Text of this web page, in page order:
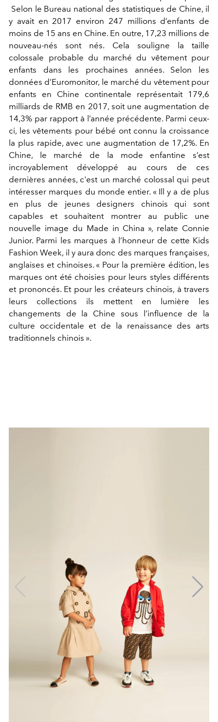
Selon le Bureau national des statistiques de Chine, il
y avait en 2017 environ 247 millions d’enfants de
moins de 15 ans en Chine. En outre, 17,23 millions de
nouveau-nés sont nés. Cela souligne la taille
colossale probable du marché du vêtement pour
enfants dans les prochaines années. Selon les
données d’Euromonitor, le marché du vêtement pour
enfants en Chine continentale représentait 179,6
milliards de RMB en 2017, soit une augmentation de
14,3% par rapport à l’année précédente. Parmi ceux-
ci, les vêtements pour bébé ont connu la croissance
la plus rapide, avec une augmentation de 17,2%. En
Chine, le marché de la mode enfantine s’est
incroyablement développé au cours de ces
dernières années, c'est un marché colossal qui peut
intéresser marques du monde entier. « Ill y a de plus
en plus de jeunes designers chinois qui sont
capables et souhaitent montrer au public une
nouvelle image du Made in China », relate Connie
Junior. Parmi les marques à l’honneur de cette Kids
Fashion Week, il y aura donc des marques françaises,
anglaises et chinoises. « Pour la première édition, les
marques ont été choisies pour leurs styles différents
et prononcés. Et pour les créateurs chinois, à travers
leurs collections ils mettent en lumière les
changements de la Chine sous l’influence de la
culture occidentale et de la renaissance des arts
traditionnels chinois ».